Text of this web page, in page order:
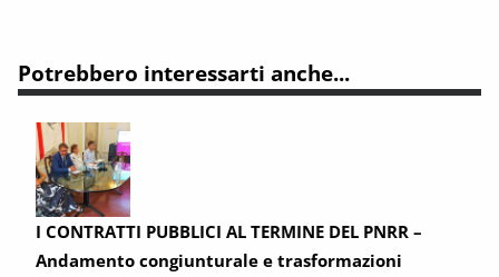
Potrebbero interessarti anche...
I CONTRATTI PUBBLICI AL TERMINE DEL PNRR –
Andamento congiunturale e trasformazioni